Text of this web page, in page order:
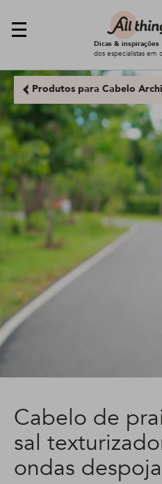
Dicas & inspirações
dos especialistas em
Produtos para Cabelo
Cabelo de
sal
ondas